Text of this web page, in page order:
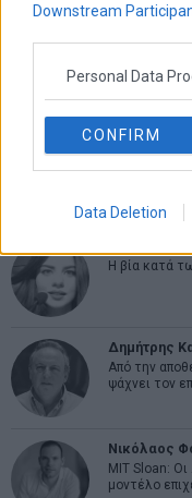
Downstream
Personal Data
CONFIRM
Data Deletion
ΑΡΘΡΟΓΡΑΦΟΙ
Ελευθερία
Εύη
Η βία κατά
Δημήτρης
Από την
ψάχνει τον
Νικόλαος
MIT Sloan:
μοντέλο